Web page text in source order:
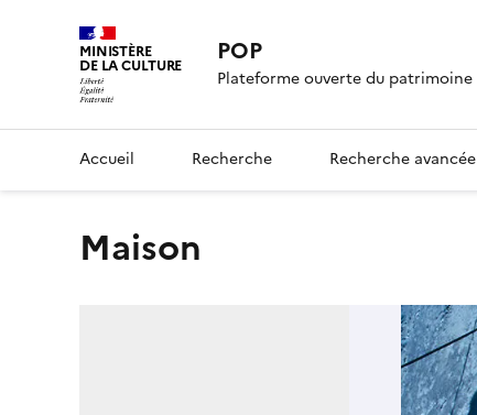
MINISTÈRE
DE LA CULTURE POP
Plateforme ouverte du patrimoine
Accueil Recherche Recherche avancée
maison